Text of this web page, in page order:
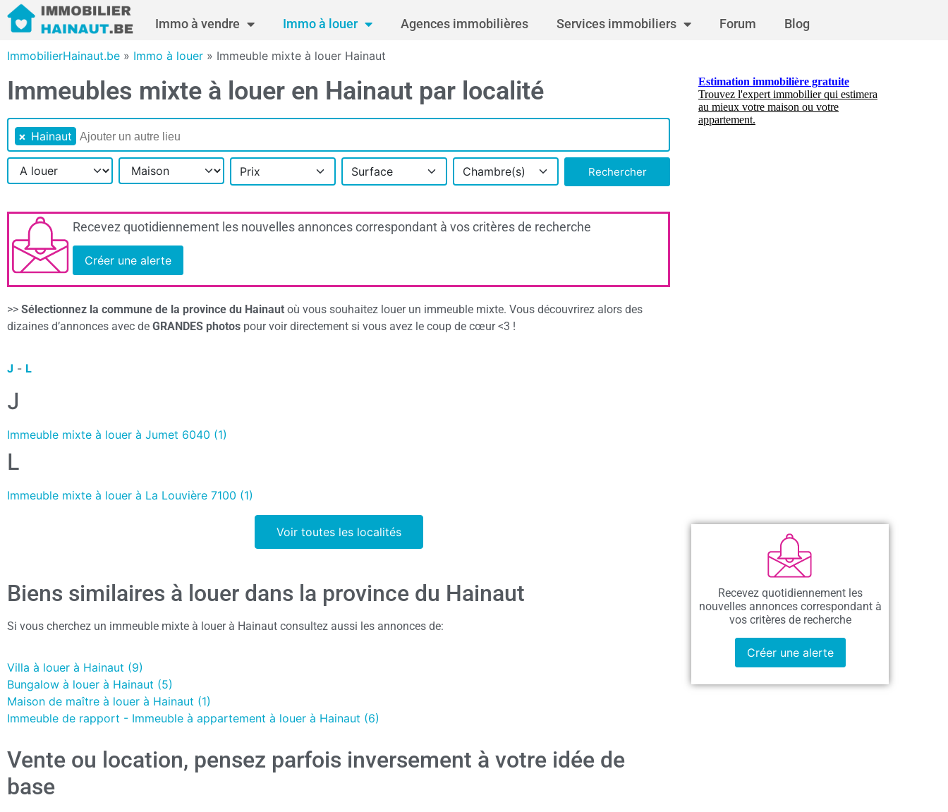
Immo à vendre Immo à louer Agences immobilières Services immobiliers Forum Blog
ImmobilierHainaut.be » Immo à louer » Immeuble mixte à louer Hainaut
Immeubles mixte à louer en Hainaut par localité
× Hainaut
Prix Surface Chambre(s) Rechercher
Recevez quotidiennement les nouvelles annonces correspondant à vos critères de recherche
Créer une alerte
>> Sélectionnez la commune de la province du Hainaut où vous souhaitez louer un immeuble mixte. Vous découvrirez alors des
dizaines d’annonces avec de GRANDES photos pour voir directement si vous avez le coup de cœur <3 !
J - L
J
Immeuble mixte à louer à Jumet 6040 (1)
L
Immeuble mixte à louer à La Louvière 7100 (1)
Voir toutes les localités
Biens similaires à louer dans la province du Hainaut
Si vous cherchez un immeuble mixte à louer à Hainaut consultez aussi les annonces de:
Villa à louer à Hainaut (9)
Bungalow à louer à Hainaut (5)
Maison de maître à louer à Hainaut (1)
Immeuble de rapport - Immeuble à appartement à louer à Hainaut (6)
Vente ou location, pensez parfois inversement à votre idée de
base
Recevez quotidiennement les
nouvelles annonces correspondant à
vos critères de recherche
Créer une alerte